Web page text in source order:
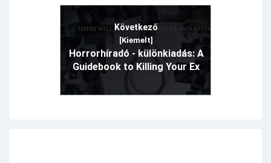
Következő
[Kiemelt]
Horrorhíradó - különkiadás: A
Guidebook to Killing Your Ex